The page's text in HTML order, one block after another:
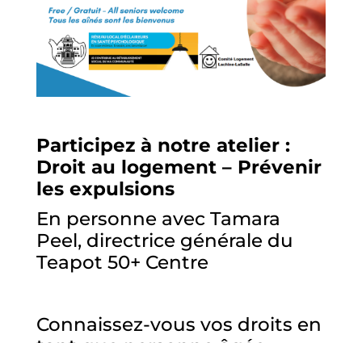
Participez à notre atelier :
Droit au logement – Prévenir
les expulsions
En personne avec Tamara
Peel, directrice générale du
Teapot 50+ Centre
Connaissez-vous vos droits en